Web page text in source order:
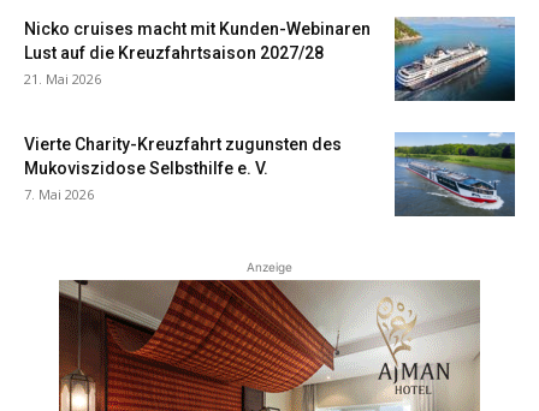
Nicko cruises macht mit Kunden-Webinaren
Lust auf die Kreuzfahrtsaison 2027/28
21. Mai 2026
Vierte Charity-Kreuzfahrt zugunsten des
Mukoviszidose Selbsthilfe e. V.
7. Mai 2026
Anzeige